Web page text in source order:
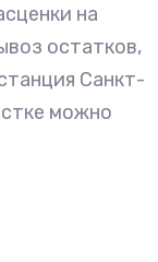
на
остатков,
Санкт-
можно